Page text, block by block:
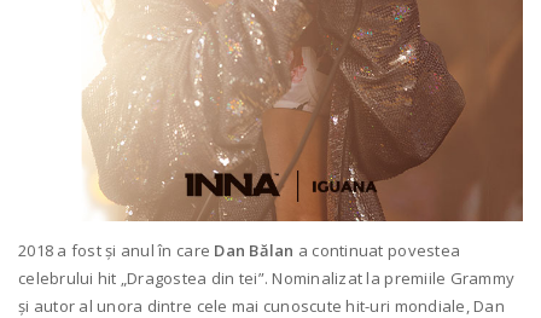
2018 a fost și anul în care Dan Bălan a continuat povestea
celebrului hit „Dragostea din tei”. Nominalizat la premiile Grammy
și autor al unora dintre cele mai cunoscute hit-uri mondiale, Dan